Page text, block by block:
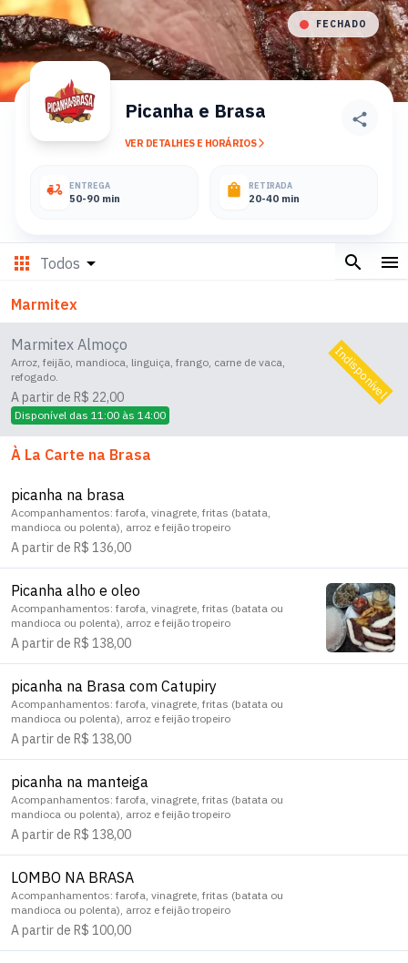
FECHADO
Picanha e Brasa share
VER DETALHES E HORÁRIOSarrow_forward_ios
delivery_dining ENTREGA
50-90 min shopping_bag RETIRADA
20-40 min
apps Todos arrow_drop_down search menu
Marmitex
Marmitex Almoço
Arroz, feijão, mandioca, linguiça, frango, carne de vaca,
refogado.
A partir de R$ 22,00
Disponível das 11:00 às 14:00
Indisponível
À La Carte na Brasa
picanha na brasa
Acompanhamentos: farofa, vinagrete, fritas (batata,
mandioca ou polenta), arroz e feijão tropeiro
A partir de R$ 136,00
Picanha alho e oleo
Acompanhamentos: farofa, vinagrete, fritas (batata ou
mandioca ou polenta), arroz e feijão tropeiro
A partir de R$ 138,00
picanha na Brasa com Catupiry
Acompanhamentos: farofa, vinagrete, fritas (batata ou
mandioca ou polenta), arroz e feijão tropeiro
A partir de R$ 138,00
picanha na manteiga
Acompanhamentos: farofa, vinagrete, fritas (batata ou
mandioca ou polenta), arroz e feijão tropeiro
A partir de R$ 138,00
LOMBO NA BRASA
Acompanhamentos: farofa, vinagrete, fritas (batata ou
mandioca ou polenta), arroz e feijão tropeiro
A partir de R$ 100,00